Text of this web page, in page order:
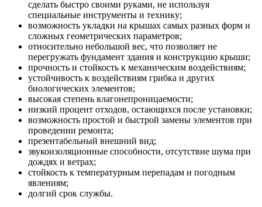
сделать быстро своими руками, не используя
специальные инструменты и технику;
возможность укладки на крышах самых разных форм и
сложных геометрических параметров;
относительно небольшой вес, что позволяет не
перегружать фундамент здания и конструкцию крыши;
прочность и стойкость к механическим воздействиям;
устойчивость к воздействиям грибка и других
биологических элементов;
высокая степень влагонепроницаемости;
низкий процент отходов, остающихся после установки;
возможность простой и быстрой замены элементов при
проведении ремонта;
презентабельный внешний вид;
звукоизоляционные способности, отсутствие шума при
дождях и ветрах;
стойкость к температурным перепадам и погодным
явлениям;
долгий срок службы.